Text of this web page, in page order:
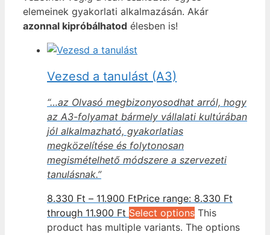
elemeinek gyakorlati alkalmazásán. Akár
azonnal kipróbálhatod élesben is!
Vezesd a tanulást (A3)
“…az Olvasó megbizonyosodhat arról, hogy
az A3-folyamat bármely vállalati kultúrában
jól alkalmazható, gyakorlatias
megközelítése és folytonosan
megismételhető módszere a szervezeti
tanulásnak.”
8.330 Ft – 11.900 FtPrice range: 8.330 Ft
through 11.900 Ft Select options This
product has multiple variants. The options